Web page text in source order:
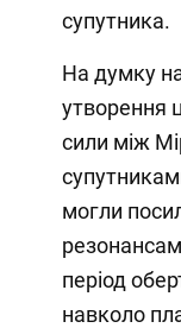
супутника.
На думку
утворення
сили між
могли
період
навколо